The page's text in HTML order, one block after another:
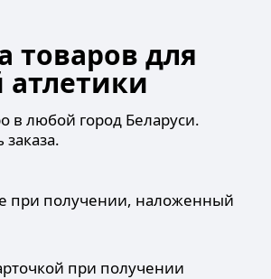
товаров для
в любой город Беларуси.
при получении, наложенный
при получении